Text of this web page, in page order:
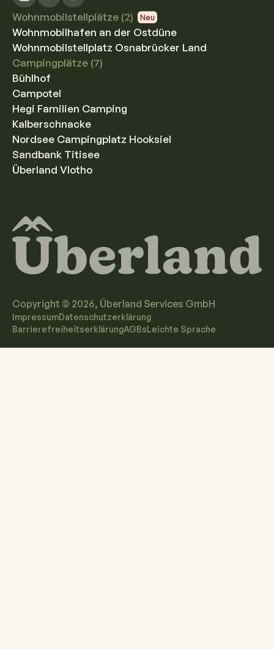
Wohnmobilstellplätze (2) Neu
Wohnmobilhafen an der Ostdüne
Wohnmobilstellplatz Osnabrücker Land
Campingplätze (7)
Bühlhof
Campotel
Hegi Familien Camping
Kalberschnacke
Nordsee Campingplatz Hooksiel
Sandbank Titisee
Überland Vlotho
Copyright © 2026, Überland Services GmbH
ImpressumDatenschutzerklärung
BarrierefreiheitserklärungAGBsLeichte Sprache